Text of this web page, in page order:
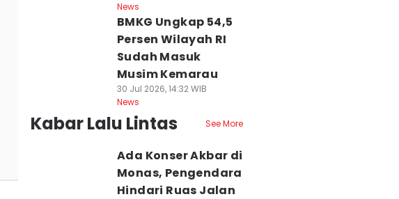
News
BMKG Ungkap 54,5
Persen Wilayah RI
Sudah Masuk
Musim Kemarau
30 Jul 2026, 14:32 WIB
News
Kabar Lalu Lintas See More
Ada Konser Akbar di
Monas, Pengendara
Hindari Ruas Jalan